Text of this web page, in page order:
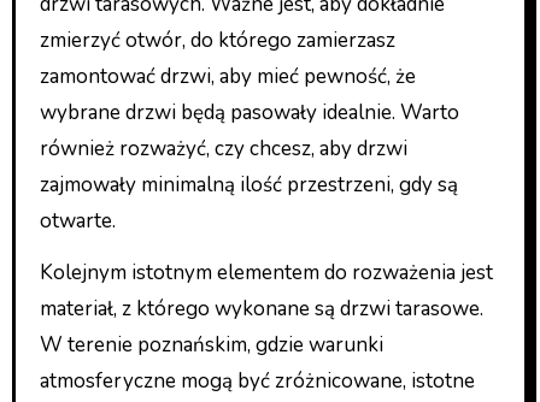
zmierzyć otwór, do którego zamierzasz
zamontować drzwi, aby mieć pewność, że
wybrane drzwi będą pasowały idealnie. Warto
również rozważyć, czy chcesz, aby drzwi
zajmowały minimalną ilość przestrzeni, gdy są
otwarte.
Kolejnym istotnym elementem do rozważenia jest
materiał, z którego wykonane są drzwi tarasowe.
W terenie poznańskim, gdzie warunki
atmosferyczne mogą być zróżnicowane, istotne